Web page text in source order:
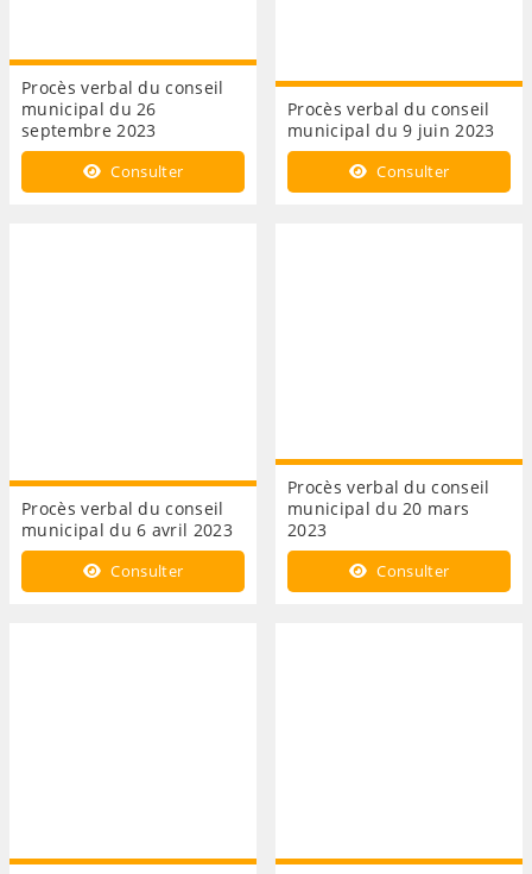
Procès verbal du conseil
municipal du 26
septembre 2023
Consulter
Procès verbal du conseil
municipal du 9 juin 2023
Consulter
Procès verbal du conseil
municipal du 6 avril 2023
Consulter
Procès verbal du conseil
municipal du 20 mars
2023
Consulter